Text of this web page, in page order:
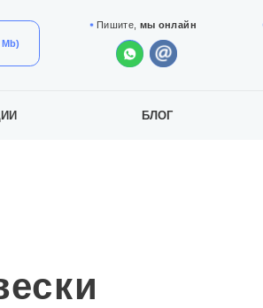
Пишите, мы онлайн
БЛОГ